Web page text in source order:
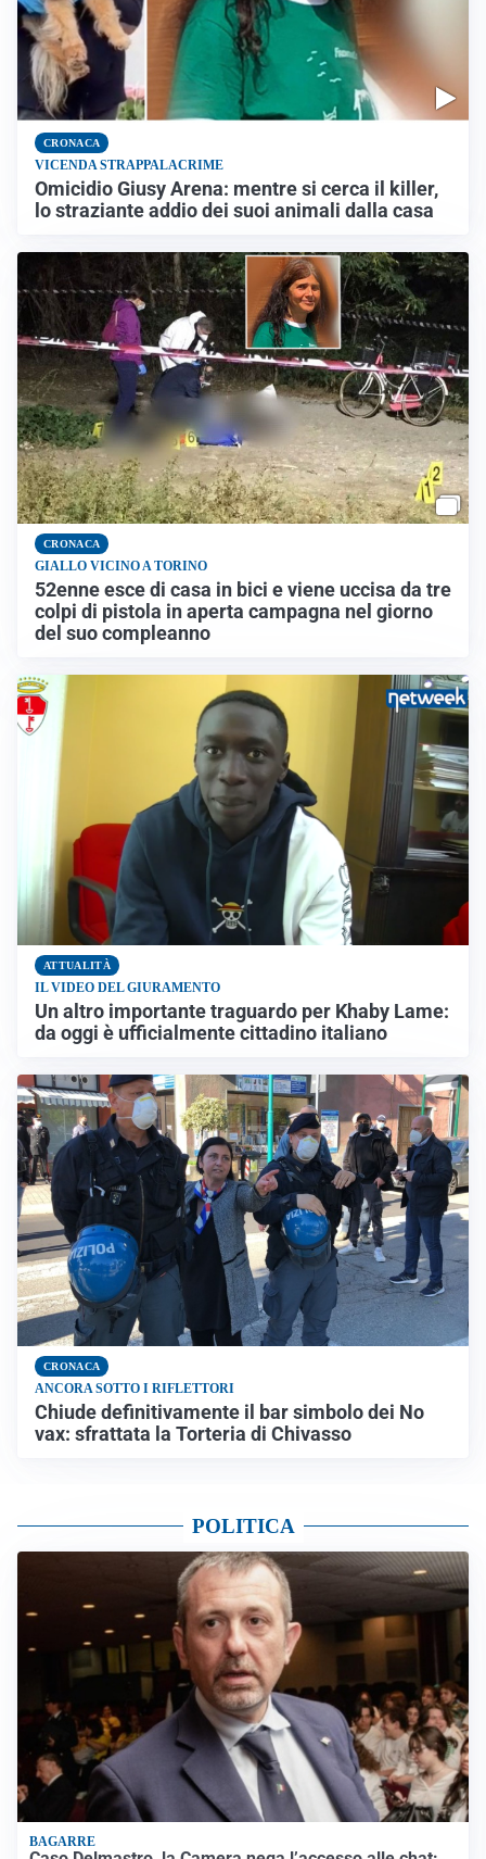
CRONACA
VICENDA STRAPPALACRIME
Omicidio Giusy Arena: mentre si cerca il killer,
lo straziante addio dei suoi animali dalla casa
CRONACA
GIALLO VICINO A TORINO
52enne esce di casa in bici e viene uccisa da tre
colpi di pistola in aperta campagna nel giorno
del suo compleanno
ATTUALITÀ
IL VIDEO DEL GIURAMENTO
Un altro importante traguardo per Khaby Lame:
da oggi è ufficialmente cittadino italiano
CRONACA
ANCORA SOTTO I RIFLETTORI
Chiude definitivamente il bar simbolo dei No
vax: sfrattata la Torteria di Chivasso
POLITICA
BAGARRE